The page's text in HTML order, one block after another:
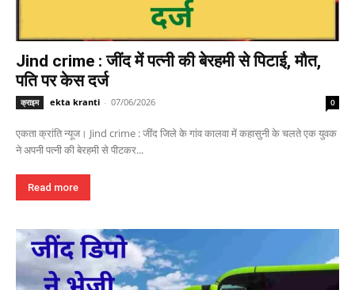
Jind crime : जींद में पत्नी की बेरहमी से पिटाई, मौत,
पति पर केस दर्ज
क्राइम ekta kranti - 07/06/2026 0
एकता क्रांति न्यूज। Jind crime : जींद जिले के गांव कालवा में कहासुनी के चलते एक युवक
ने अपनी पत्नी की बेरहमी से पीटकर...
Read more